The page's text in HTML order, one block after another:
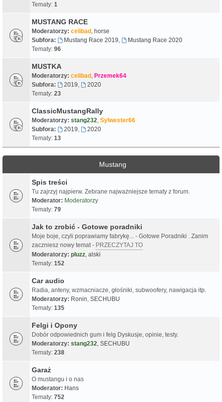
Tematy: 1
MUSTANG RACE
Moderatorzy: celibad, horse
Subfora:
Mustang Race 2019,
Mustang Race 2020
Tematy: 96
MUSTKA
Moderatorzy: celibad, Przemek64
Subfora:
2019,
2020
Tematy: 23
ClassicMustangRally
Moderatorzy: stang232, Sylwester66
Subfora:
2019,
2020
Tematy: 13
Mustang
Spis treści
Tu zajrzyj najpierw. Zebrane najważniejsze tematy z forum.
Moderator: Moderatorzy
Tematy: 79
Jak to zrobić - Gotowe poradniki
Moje boje, czyli poprawiamy fabrykę... - Gotowe Poradniki . Zanim
zaczniesz nowy temat - PRZECZYTAJ TO
Moderatorzy: pluzz, alski
Tematy: 152
Car audio
Radia, anteny, wzmacniacze, głośniki, subwoofery, nawigacja itp.
Moderatorzy: Ronin, SECHUBU
Tematy: 135
Felgi i Opony
Dobór odpowiednich gum i felg Dyskusje, opinie, testy.
Moderatorzy: stang232, SECHUBU
Tematy: 238
Garaż
O mustangu i o nas
Moderator: Hans
Tematy: 752